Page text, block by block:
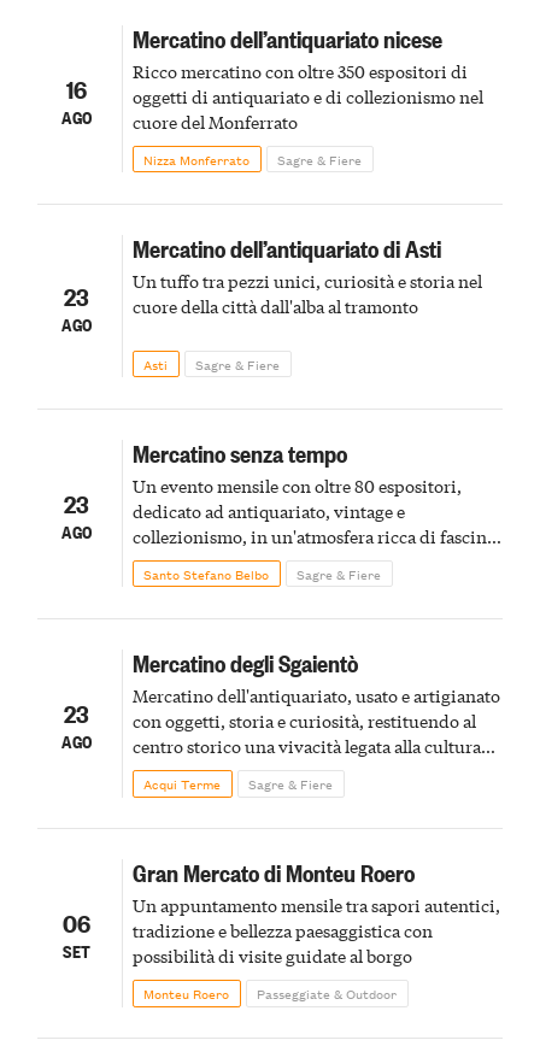
16
AGO
Mercatino dell’antiquariato nicese
Ricco mercatino con oltre 350 espositori di
oggetti di antiquariato e di collezionismo nel
cuore del Monferrato
Nizza Monferrato Sagre & Fiere
23
AGO
Mercatino dell’antiquariato di Asti
Un tuffo tra pezzi unici, curiosità e storia nel
cuore della città dall'alba al tramonto
Asti Sagre & Fiere
23
AGO
Mercatino senza tempo
Un evento mensile con oltre 80 espositori,
dedicato ad antiquariato, vintage e
collezionismo, in un'atmosfera ricca di fascino
e memoria
Santo Stefano Belbo Sagre & Fiere
23
AGO
Mercatino degli Sgaientò
Mercatino dell'antiquariato, usato e artigianato
con oggetti, storia e curiosità, restituendo al
centro storico una vivacità legata alla cultura
materiale e alla scoperta di pezzi dal passato
Acqui Terme Sagre & Fiere
06
SET
Gran Mercato di Monteu Roero
Un appuntamento mensile tra sapori autentici,
tradizione e bellezza paesaggistica con
possibilità di visite guidate al borgo
Monteu Roero Passeggiate & Outdoor